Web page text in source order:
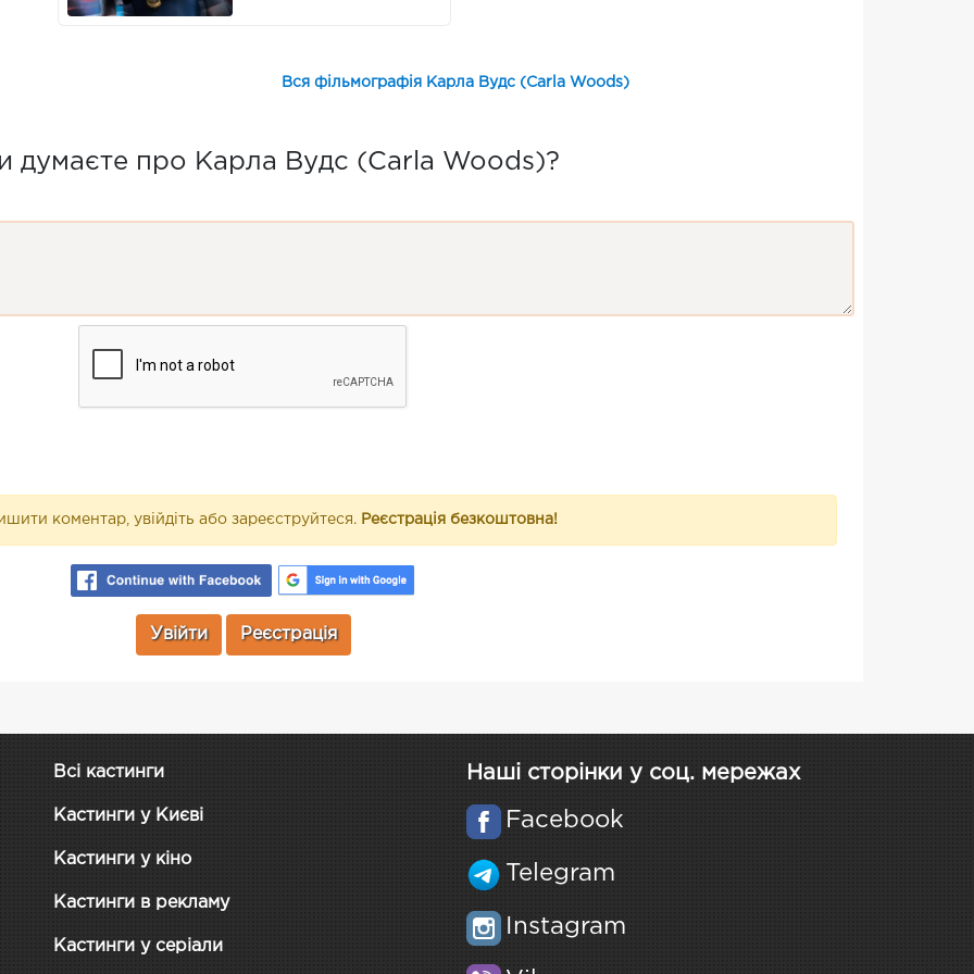
Вся фільмографія Карла Вудс (Carla Woods)
думаєте про Карла Вудс (Carla Woods)?
коментар, увійдіть або зареєструйтеся. Реєстрація безкоштовна!
Увійти Реєстрація
Всі кастинги
Кастинги у Києві
Кастинги у кіно
Кастинги в рекламу
Кастинги у серіали
Наші сторінки у соц. мережах
Facebook
Telegram
Instagram